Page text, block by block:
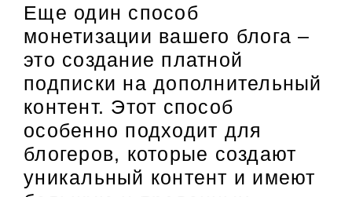
Еще один способ
монетизации вашего блога –
это создание платной
подписки на дополнительный
контент. Этот способ
особенно подходит для
блогеров, которые создают
уникальный контент и имеют